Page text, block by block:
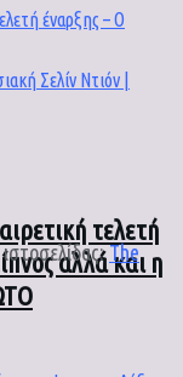
τελετή
αλλά και η
The